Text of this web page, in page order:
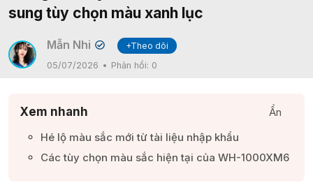
sung tùy chọn màu xanh lục
Mẫn Nhi ✔
+Theo dõi
05/07/2026
Phản hồi: 0
Xem nhanh
Ẩn
Hé lộ màu sắc mới từ tài liệu nhập khẩu​
Các tùy chọn màu sắc hiện tại của WH-1000XM6​